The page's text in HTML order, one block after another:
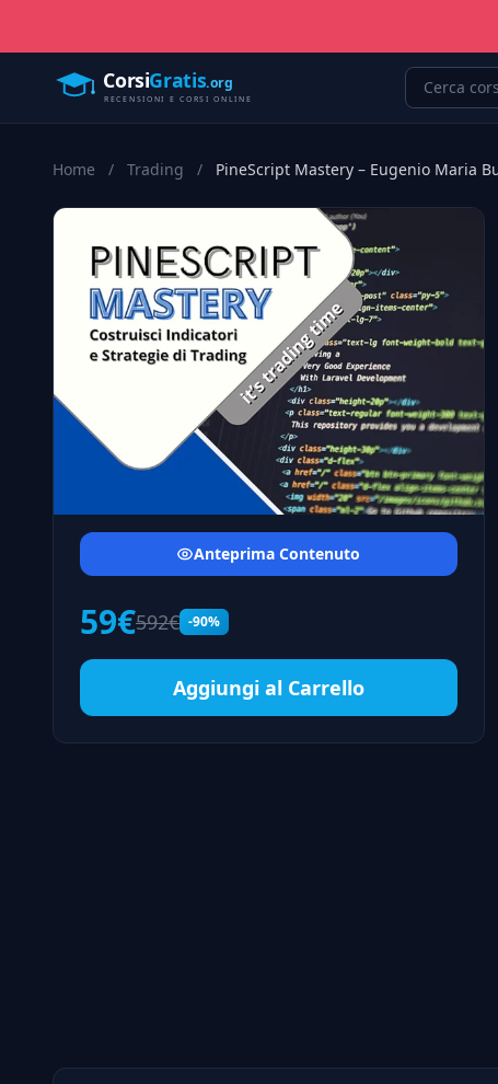
Home / Trading / PineScript Mastery – Eugenio Maria
Anteprima Contenuto
59€592€ -90%
Aggiungi al Carrello